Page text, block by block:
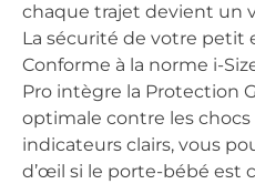
chaque trajet devient un
La sécurité de votre petit
Conforme à la norme i-
Pro intègre la Protection
optimale contre les chocs
indicateurs clairs, vous
d’œil si le porte-bébé est